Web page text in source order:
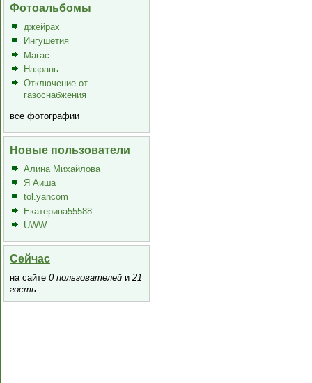
Фотоальбомы
джейрах
Ингушетия
Магас
Назрань
Отключение от
газоснабжения
все фотографии
Новые пользователи
Алина Михайлова
Я Аиша
tol.yancom
Екатерина55588
UWW
Сейчас
на сайте 0 пользователей и 21
гость.